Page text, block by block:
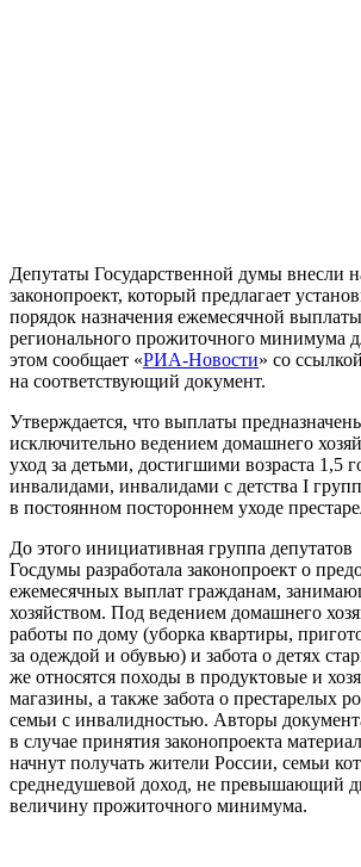
Депутаты Государственной думы внесли
законопроект, который предлагает
порядок назначения ежемесячной
регионального прожиточного минимума
этом сообщает «РИА-Новости» со ссылкой
на соответствующий документ.
Утверждается, что выплаты
исключительно ведением домашнего
уход за детьми, достигшими возраста 1,5
инвалидами, инвалидами с детства I
в постоянном постороннем уходе
До этого инициативная группа депутатов
Госдумы разработала законопроект о
ежемесячных выплат гражданам,
хозяйством. Под ведением домашнего
работы по дому (уборка квартиры,
за одеждой и обувью) и забота о детях
же относятся походы в продуктовые и
магазины, а также забота о престарелых
семьи с инвалидностью. Авторы
в случае принятия законопроекта
начнут получать жители России, семьи
среднедушевой доход, не превышающий
величину прожиточного минимума.